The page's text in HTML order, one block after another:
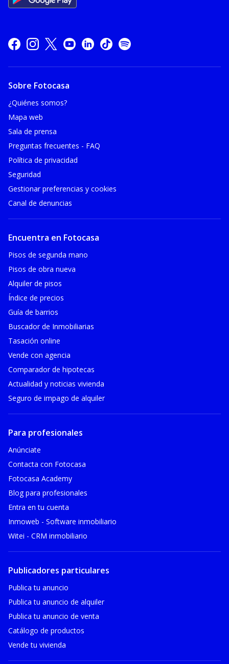
Sobre Fotocasa
¿Quiénes somos?
Mapa web
Sala de prensa
Preguntas frecuentes - FAQ
Política de privacidad
Seguridad
Gestionar preferencias y cookies
Canal de denuncias
Encuentra en Fotocasa
Pisos de segunda mano
Pisos de obra nueva
Alquiler de pisos
Índice de precios
Guía de barrios
Buscador de Inmobiliarias
Tasación online
Vende con agencia
Comparador de hipotecas
Actualidad y noticias vivienda
Seguro de impago de alquiler
Para profesionales
Anúnciate
Contacta con Fotocasa
Fotocasa Academy
Blog para profesionales
Entra en tu cuenta
Inmoweb - Software inmobiliario
Witei - CRM inmobiliario
Publicadores particulares
Publica tu anuncio
Publica tu anuncio de alquiler
Publica tu anuncio de venta
Catálogo de productos
Vende tu vivienda